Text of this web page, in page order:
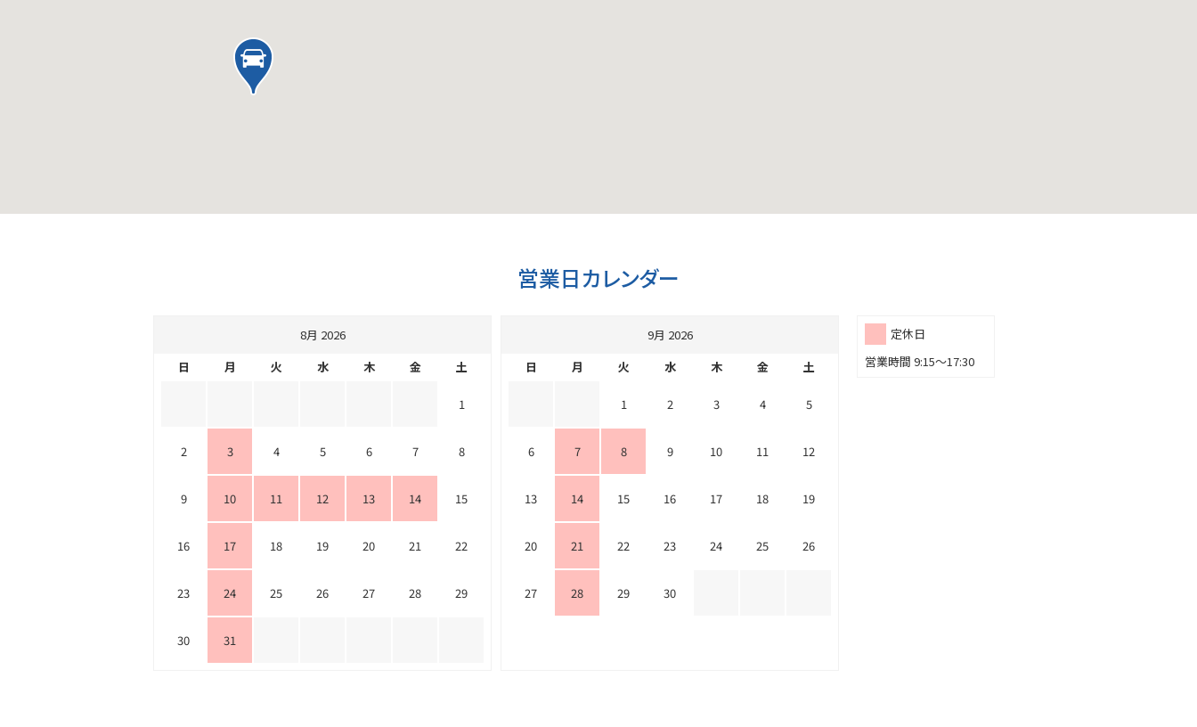
営業日カレンダー
定休日
営業時間 9:15～17:30
8月 2026
日
月 火 水 木 金 土
1
2 3 4 5 6 7 8
9 10 11 12 13 14 15
16 17 18 19 20 21 22
23 24 25 26 27 28 29
30 31
9月 2026
日
月 火 水 木 金 土
1 2 3 4 5
6 7 8 9 10 11 12
13 14 15 16 17 18 19
20 21 22 23 24 25 26
27 28 29 30